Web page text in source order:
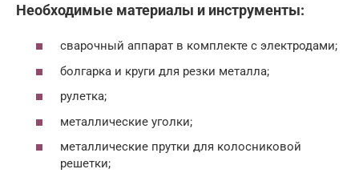
Необходимые материалы и инструменты:
сварочный аппарат в комплекте с электродами;
болгарка и круги для резки металла;
рулетка;
металлические уголки;
металлические прутки для колосниковой
решетки;